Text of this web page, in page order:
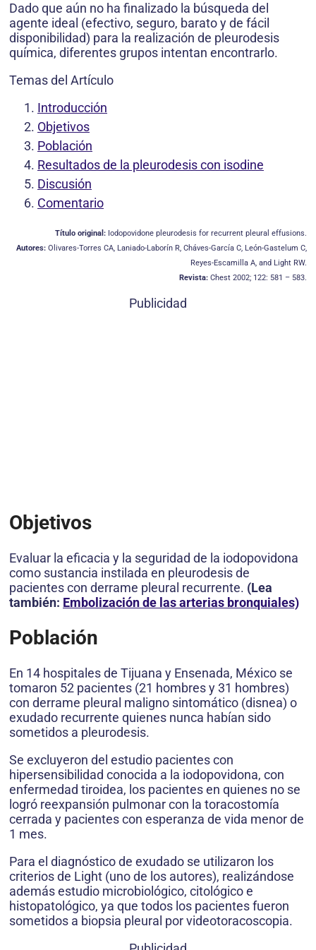
Dado que aún no ha finalizado la búsqueda del
agente ideal (efectivo, seguro, barato y de fácil
disponibilidad) para la realización de pleurodesis
química, diferentes grupos intentan encontrarlo.
Temas del Artículo
Introducción
Objetivos
Población
Resultados de la pleurodesis con isodine
Discusión
Comentario
Título original: Iodopovidone pleurodesis for recurrent pleural effusions.
Autores: Olivares-Torres CA, Laniado-Laborín R, Cháves-García C, León-Gastelum C,
Reyes-Escamilla A, and Light RW.
Revista: Chest 2002; 122: 581 – 583.
Publicidad
Objetivos
Evaluar la eficacia y la seguridad de la iodopovidona
como sustancia instilada en pleurodesis de
pacientes con derrame pleural recurrente. (Lea
también: Embolización de las arterias bronquiales)
Población
En 14 hospitales de Tijuana y Ensenada, México se
tomaron 52 pacientes (21 hombres y 31 hombres)
con derrame pleural maligno sintomático (disnea) o
exudado recurrente quienes nunca habían sido
sometidos a pleurodesis.
Se excluyeron del estudio pacientes con
hipersensibilidad conocida a la iodopovidona, con
enfermedad tiroidea, los pacientes en quienes no se
logró reexpansión pulmonar con la toracostomía
cerrada y pacientes con esperanza de vida menor de
1 mes.
Para el diagnóstico de exudado se utilizaron los
criterios de Light (uno de los autores), realizándose
además estudio microbiológico, citológico e
histopatológico, ya que todos los pacientes fueron
sometidos a biopsia pleural por videotoracoscopia.